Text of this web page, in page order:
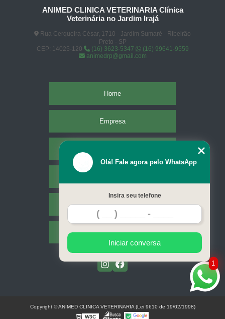
ANIMED CLINICA VETERINARIA Clínica
Veterinária no Jardim Irajá
Rua Cerqueira César, 1710 - Jardim Sumaré - Ribeirão
Preto - SP
CEP: 14025-120
(16) 3623-5347
(16) 99641-9559
animedrp@gmail.com
Home
Empresa
Contato
Mapa do site
1
Olá! Fale agora pelo WhatsApp
Insira seu telefone
Iniciar conversa
Copyright © ANIMED CLINICA VETERINARIA (Lei 9610 de 19/02/1998)
W3C